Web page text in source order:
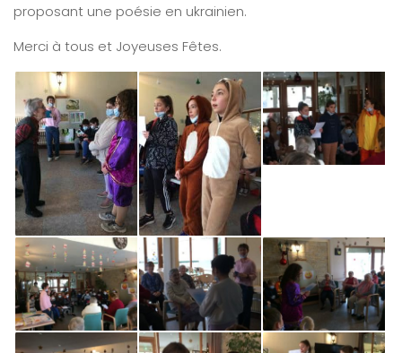
proposant une poésie en ukrainien.
Merci à tous et Joyeuses Fêtes.